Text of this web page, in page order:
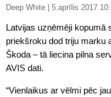
Deep White | 5.aprīlis 2017
Latvijas uzņēmēji kopumā
priekšroku dod triju marku
Škoda – tā liecina pilna
AVIS dati.
“Vienlaikus ar vēlmi pēc